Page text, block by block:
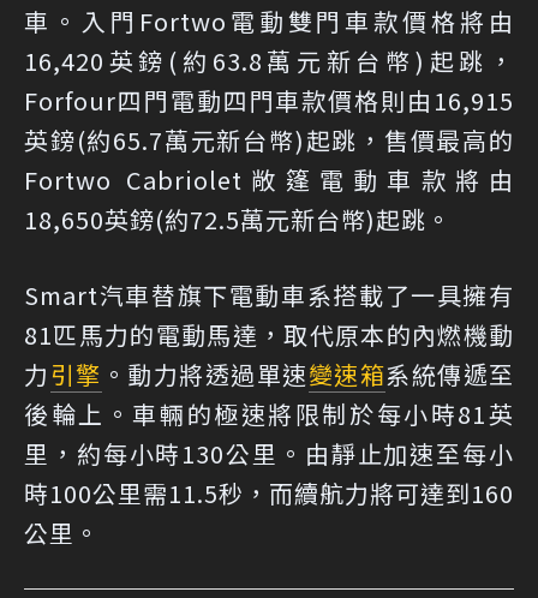
車。入門Fortwo電動雙門車款價格將由
16,420英鎊(約63.8萬元新台幣)起跳，
Forfour四門電動四門車款價格則由16,915
英鎊(約65.7萬元新台幣)起跳，售價最高的
Fortwo Cabriolet敞篷電動車款將由
18,650英鎊(約72.5萬元新台幣)起跳。
Smart汽車替旗下電動車系搭載了一具擁有
81匹馬力的電動馬達，取代原本的內燃機動
力 引擎 。動力將透過單速變速箱系統傳遞至
後輪上。車輛的極速將限制於每小時81英
里，約每小時130公里。由靜止加速至每小
時100公里需11.5秒，而續航力將可達到160
公里。